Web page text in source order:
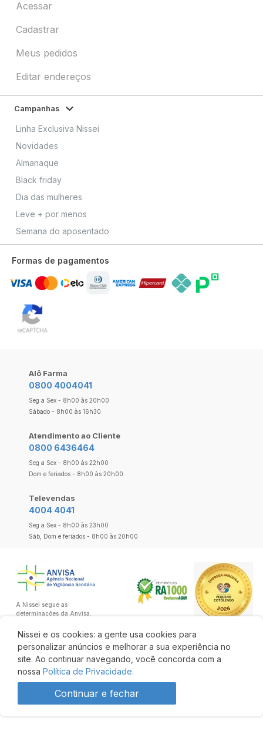
R$ 17,90
Nissei e os cookies: a gente usa cookies para
personalizar anúncios e melhorar a sua experiência no
site. Ao continuar navegando, você concorda com a
nossa Política de Privacidade.
Continuar e fechar
Acessar
Cadastrar
Meus pedidos
Editar endereços
Campanhas
Linha Exclusiva Nissei
Novidades
Almanaque
Black friday
Dia das mulheres
Leve + por menos
Semana do aposentado
Formas de pagamentos
Alô Farma
0800 4004041
Seg a Sex - 8h00 às 20h00
Sábado - 8h00 às 16h30
Atendimento ao Cliente
0800 6436464
Seg a Sex - 8h00 às 22h00
Dom e feriados - 8h00 às 20h00
Televendas
4004 4041
Seg a Sex - 8h00 às 23h00
Sáb, Dom e feriados - 8h00 às 20h00
A Nissei segue as
determinações da Anvisa.